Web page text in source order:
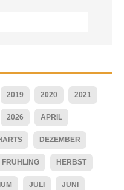
2019 2020 2021
2026 APRIL
DEZEMBER
FRÜHLING HERBST
JULI JUNI